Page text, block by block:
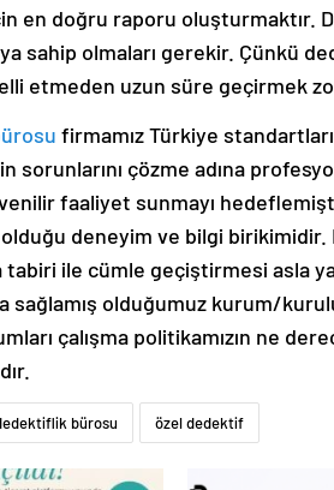
en doğru raporu oluşturmaktır.
sahip olmaları gerekir. Çünkü
etmeden uzun süre geçirmek
firmamız Türkiye
sorunlarını çözme adına
faaliyet sunmayı
olduğu deneyim ve bilgi
tabiri ile cümle geçiştirmesi asla
sağlamış olduğumuz kurum/
çalışma politikamızın ne
bürosu özel dedektif